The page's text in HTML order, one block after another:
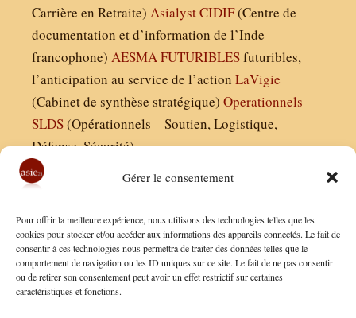
Gérer le consentement
Pour offrir la meilleure expérience, nous utilisons des technologies telles que les
cookies pour stocker et/ou accéder aux informations des appareils connectés. Le fait de
consentir à ces technologies nous permettra de traiter des données telles que le
comportement de navigation ou les ID uniques sur ce site. Le fait de ne pas consentir
ou de retirer son consentement peut avoir un effet restrictif sur certaines
caractéristiques et fonctions.
Carrière en Retraite) AsialystCIDIF(Centre de
documentation et d’information de l’Inde
francophone) AESMA FUTURIBLESfuturibles,
l’anticipation au service de l’action LaVigie
(Cabinet de synthèse stratégique) Operationnels
SLDS(Opérationnels – Soutien, Logistique,
Défense, Sécurité)
Finaldées EURL
Siège social : 13 avenue Boudon, 75016, Paris
Nous contacter